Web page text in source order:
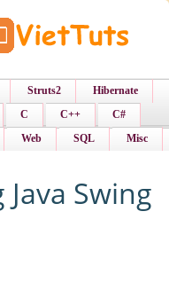
Struts2
Hibernate
C C++
C#
Web SQL Misc
Swing